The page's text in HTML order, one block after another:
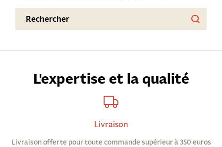
L'expertise et la qualité
Livraison
Livraison offerte pour toute commande supérieur à 350 euros